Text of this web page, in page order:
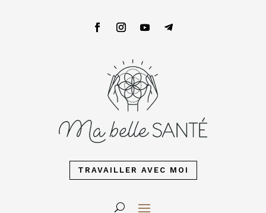
TRAVAILLER AVEC MOI